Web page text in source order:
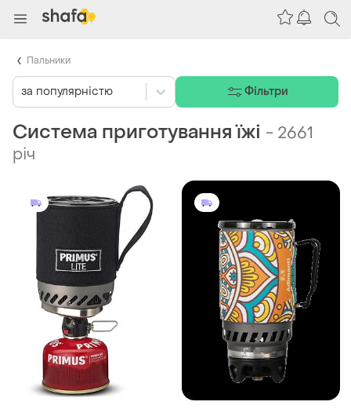
Система приготування їжі - 2661
річ
за популярністю Фільтри
Пальники